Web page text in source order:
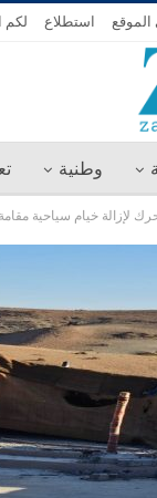
استطلاع لكم
وطنية
لإزالة خيام سياحية